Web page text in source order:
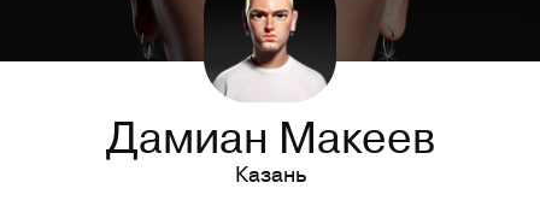
Дамиан Макеев
Казань